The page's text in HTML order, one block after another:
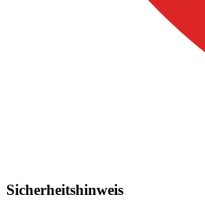
Sicherheitshinweis